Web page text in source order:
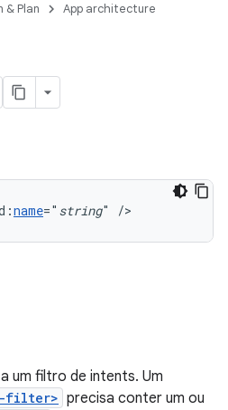
& Plan App architecture
name=" string" />
um filtro de intents. Um
filter> precisa conter um ou